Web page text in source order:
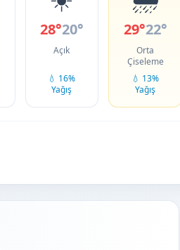
28°20°
Açık
💧 16%
Yağış
29°22°
Orta
Çiseleme
💧 13%
Yağış